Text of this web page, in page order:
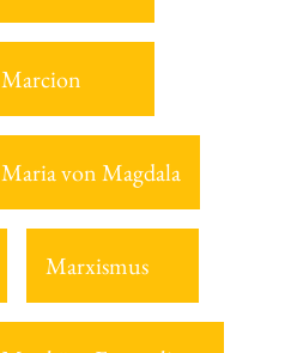
Marcion
Maria von Magdala
Marxismus